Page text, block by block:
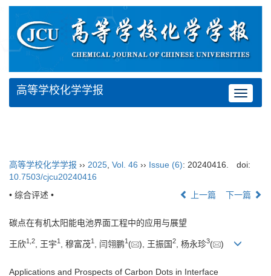
Toggle
高等学校化学学报
高等学校化学学报 ›› 2025, Vol. 46 ›› Issue (6): 20240416.
doi:
10.7503/cjcu20240416
• 综合评述 •
上一篇 下一篇
碳点在有机太阳能电池界面工程中的应用与展望
王欣1,2 , 王宇1 , 穆富茂1 , 闫翎鹏1( ), 王振国2 , 杨永珍3( )
Applications and Prospects of Carbon Dots in Interface